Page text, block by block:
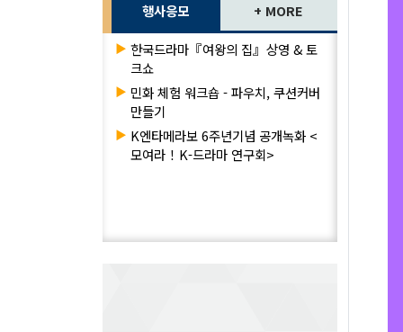
행사응모 + MORE
▶ 한국드라마『여왕의 집』상영 & 토
크쇼
▶ 민화 체험 워크숍 - 파우치, 쿠션커버
만들기
▶ K엔타메라보 6주년기념 공개녹화 <
모여라！K-드라마 연구회>